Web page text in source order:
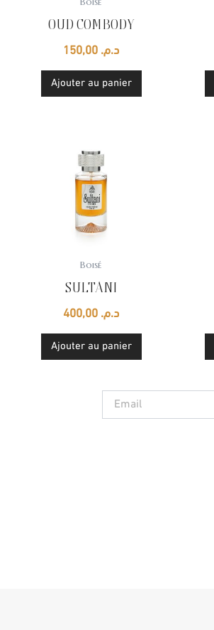
OUD COMBODY
د.م.
Ajouter au panier
Boisé
SULTANI
د.م.
Ajouter au panier